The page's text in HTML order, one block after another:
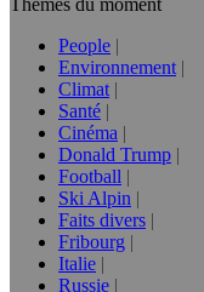
Thèmes du moment
People
Environnement
Climat
Santé
Cinéma
Donald Trump
Football
Ski Alpin
Faits divers
Fribourg
Italie
Russie